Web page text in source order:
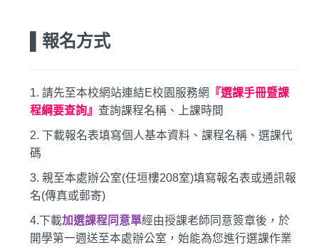
▌報名方式
1. 請先至本校網站連結E校園服務網 『選課手冊暨課
程綱要查詢』 查詢課程名稱、上課時間
2. 下載報名表填寫個人基本資料、課程名稱、選課代
碼
3. 親至本處辦公室(任垣樓208室)填寫報名表或通訊報
名(傳真或郵寄)
4.下載加選課程同意單經由授課老師同意簽章後，於
開學第一週送至本處辦公室，始能為您進行選課作業